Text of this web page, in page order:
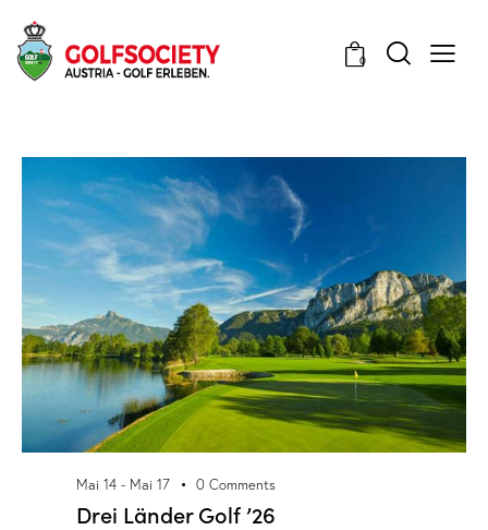
0
Mai 14 - Mai 17 0 Comments
Drei Länder Golf ’26